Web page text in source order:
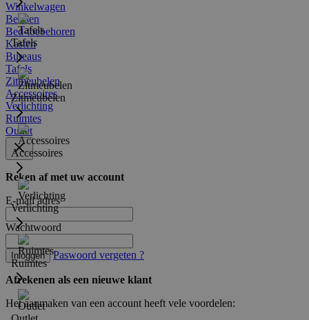
Winkelwagen
Tafels
Zitmeubelen
Accessoires
Verlichting
Ruimtes
Bedden
Bed-toebehoren
Kasten
Bureaus
Tafels
Zitmeubelen
Accessoires
Verlichting
Ruimtes
Outlet
Reken af met uw account
E-mail adres
Wachtwoord
Inloggen Paswoord vergeten ?
Afrekenen als een nieuwe klant
Het aanmaken van een account heeft vele voordelen: